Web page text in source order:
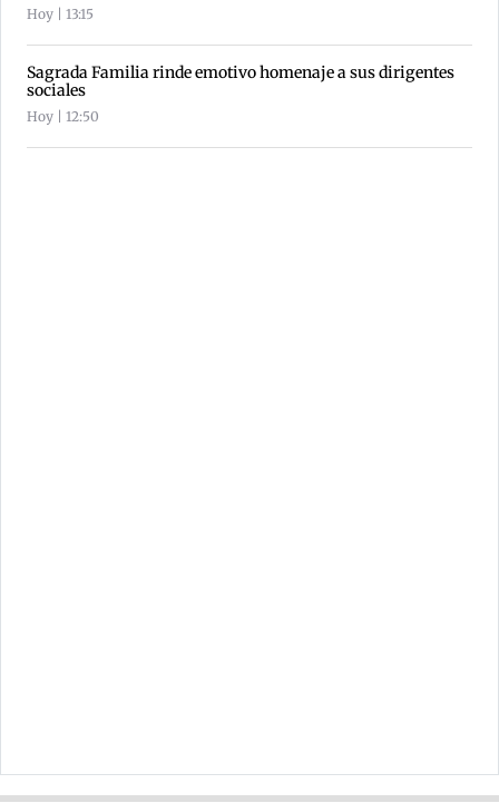
Hoy | 13:15
Sagrada Familia rinde emotivo homenaje a sus dirigentes
sociales
Hoy | 12:50